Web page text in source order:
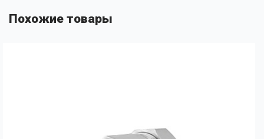
Похожие товары